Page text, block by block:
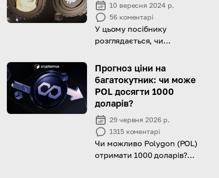
10 вересня 2024 р.
56 коментарі
У цьому посібнику
розглядається, чи
виклик Bitcoin, порівнюючи їх
пропозицію, мету та
продуктивність.
Прогноз ціни на
багатокутник: чи може
POL досягти 1000
доларів?
29 червня 2026 р.
1315 коментарі
Чи можливо Polygon (POL)
отримати 1000 доларів?